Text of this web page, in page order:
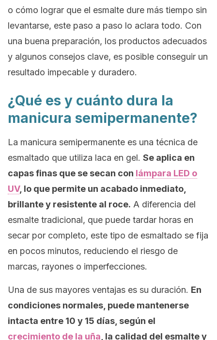
o cómo lograr que el esmalte dure más tiempo sin
levantarse, este paso a paso lo aclara todo. Con
una buena preparación, los productos adecuados
y algunos consejos clave, es posible conseguir un
resultado impecable y duradero.
¿Qué es y cuánto dura la
manicura semipermanente?
La manicura semipermanente es una técnica de
esmaltado que utiliza laca en gel. Se aplica en
capas finas que se secan con lámpara LED o
UV, lo que permite un acabado inmediato,
brillante y resistente al roce. A diferencia del
esmalte tradicional, que puede tardar horas en
secar por completo, este tipo de esmaltado se fija
en pocos minutos, reduciendo el riesgo de
marcas, rayones o imperfecciones.
Una de sus mayores ventajas es su duración. En
condiciones normales, puede mantenerse
intacta entre 10 y 15 días, según el
crecimiento de la uña , la calidad del esmalte y